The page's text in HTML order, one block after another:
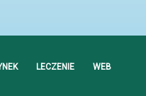
LECZENIE WEB